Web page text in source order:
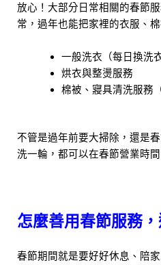
放心！大部分日常相關的春節
常，過年也能把家裡的衣服、
一般洗衣（每日換洗
烘衣與整燙服務
棉被、寢具清洗服務
不管是過年前要大掃除，還是
洗一輪，都可以在春節營業時
怎麼善用春節服務
春節期間就是要好好休息、陪